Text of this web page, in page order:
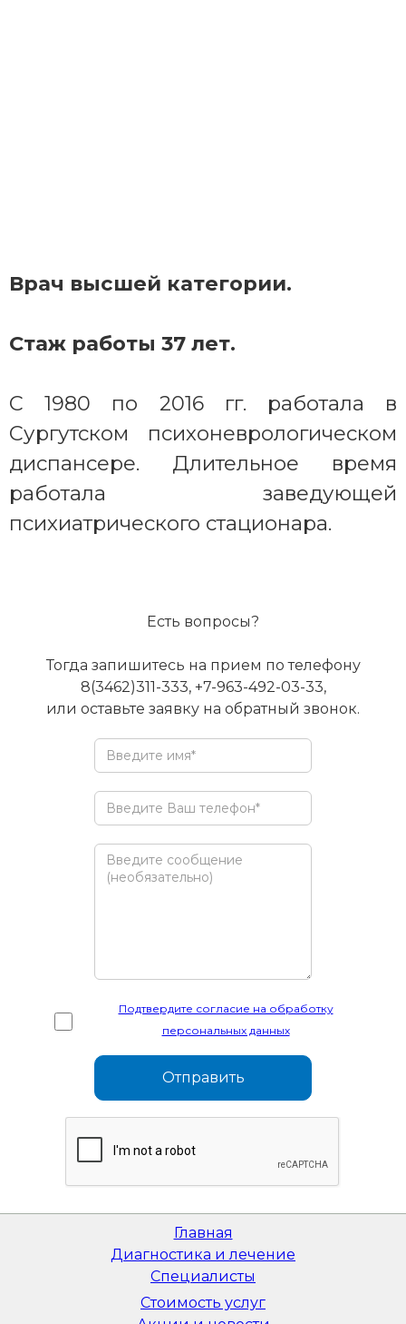
Врач высшей категории.
Стаж работы 37 лет.
С 1980 по 2016 гг. работала в
Сургутском психоневрологическом
диспансере. Длительное время
работала заведующей
психиатрического стационара.
Есть вопросы?
Тогда запишитесь на прием по телефону
8(3462)311-333, +7-963-492-03-33,
или оставьте заявку на обратный звонок.
Подтвердите согласие на обработку
персональных данных
Главная
Диагностика и лечение
Специалисты
Стоимость услуг